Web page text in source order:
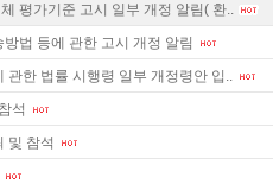
평가기준 고시 일부 개정 알림( 환..
법 등에 관한 고시 개정 알림
관한 법률 시행령 일부 개정령안 입..
석
및 참석